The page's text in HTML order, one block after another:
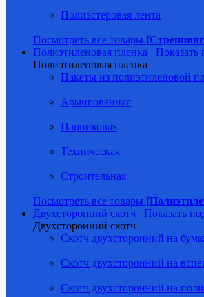
Полиэстеровая лента
Посмотреть все товары
Полиэтиленовая пленка
Показать
Полиэтиленовая пленка
Пакеты из полиэтиленовой
Армированная
Парниковая
Техническая
Строительная
Посмотреть все товары
Двухсторонний скотч
Показать
Двухсторонний скотч
Скотч двухсторонний на
Скотч двухсторонний на
Скотч двухсторонний на